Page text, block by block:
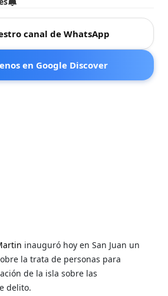
canal de WhatsApp
en Google Discover
inauguró hoy en San Juan un
la trata de personas para
de la isla sobre las
delito.